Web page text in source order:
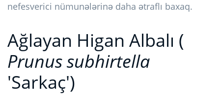
nefesverici nümunələrinə daha ətraflı baxaq.
Ağlayan Higan Albalı (
Prunus subhirtella
'Sarkaç')